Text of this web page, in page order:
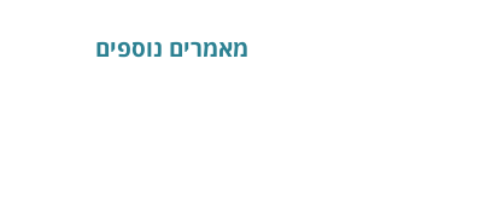
מאמרים נוספים